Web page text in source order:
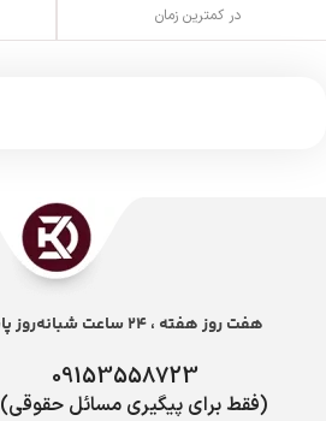
در کمترین زمان
هفت روز هفته ، 24 ساعت شبانه‌روز پاسخگوی شما هستیم
09153558723
(فقط برای پیگیری مسائل حقوقی)